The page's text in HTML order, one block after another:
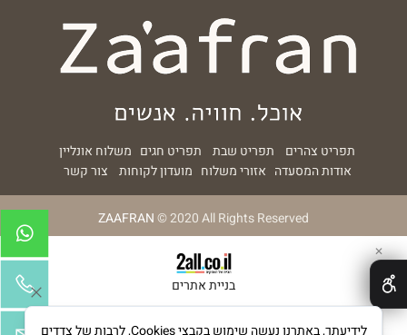
תפריט צהרים תפריט שבת תפריט חגים משלוח אונליין
אודות המסעדה אזורי משלוח מועדון לקוחות צור קשר
ZAAFRAN© 2020 All Rights Reserved
בניית אתרים
✕
לידיעתך, באתרנו נעשה שימוש בקבצי Cookies, לרבות של צדדים